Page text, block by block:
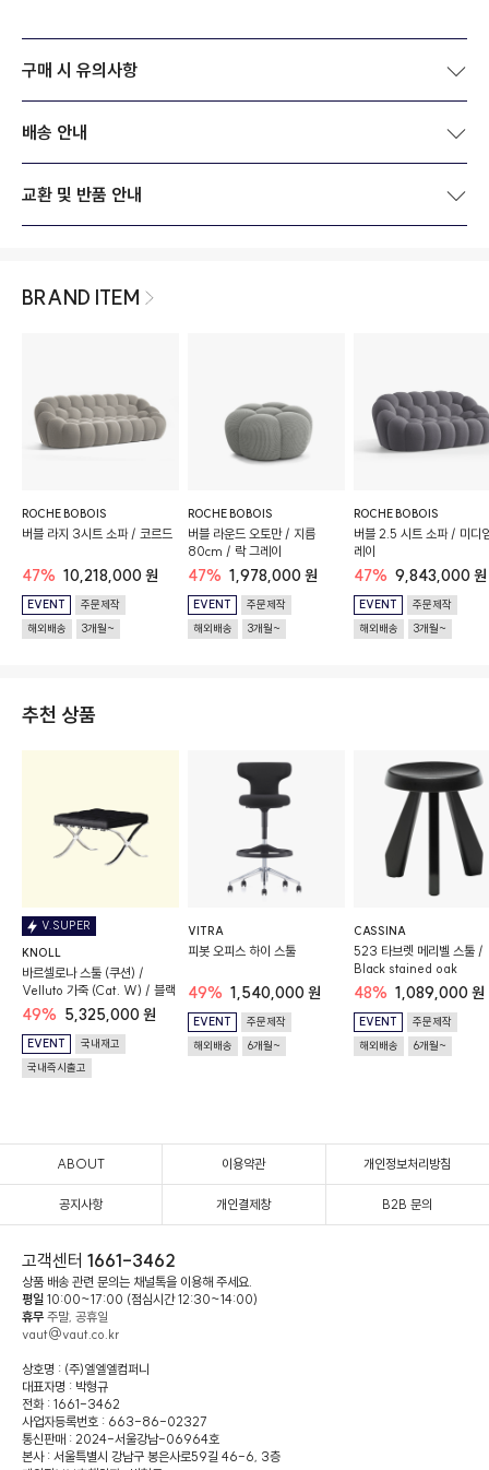
구매 시 유의사항
배송 안내
교환 및 반품 안내
BRAND ITEM
ROCHE BOBOIS
버블 라지 3시트 소파 / 코르드
47% 10,218,000 원
EVENT
주문제작
해외배송
3개월~
ROCHE BOBOIS
버블 라운드 오토만 / 지름
80cm / 락 그레이
47% 1,978,000 원
EVENT
주문제작
해외배송
3개월~
ROCHE BOBOIS
버블 2.5 시트 소파 / 미디
레이
47% 9,843,000 원
EVENT
주문제작
해외배송
3개월~
추천 상품
V.SUPER
KNOLL
바르셀로나 스툴 (쿠션) /
Velluto 가죽 (Cat. W) / 블랙
49% 5,325,000 원
EVENT
국내재고
국내즉시출고
VITRA
피봇 오피스 하이 스툴
49% 1,540,000 원
EVENT
주문제작
해외배송
6개월~
CASSINA
523 타브렛 메리벨 스툴 /
Black stained oak
48% 1,089,000 원
EVENT
주문제작
해외배송
6개월~
ABOUT 이용약관 개인정보처리방침
공지사항 개인결제창 B2B 문의
고객센터 1661-3462
상품 배송 관련 문의는 채널톡을 이용해 주세요.
평일 10:00~17:00 (점심시간 12:30~14:00)
휴무 주말, 공휴일
vaut@vaut.co.kr
상호명 : (주)엘엘엘컴퍼니
대표자명 : 박형규
전화 : 1661-3462
사업자등록번호 : 663-86-02327
통신판매 : 2024-서울강남-06964호
본사 : 서울특별시 강남구 봉은사로59길 46-6, 3층